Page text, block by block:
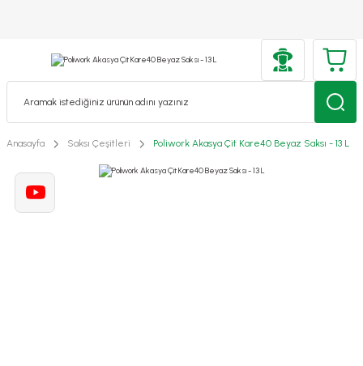
Anasayfa Saksı Çeşitleri Poliwork Akasya Çit Kare40 Beyaz Saksı - 13 L